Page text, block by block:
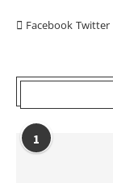
Facebook Twitter
1